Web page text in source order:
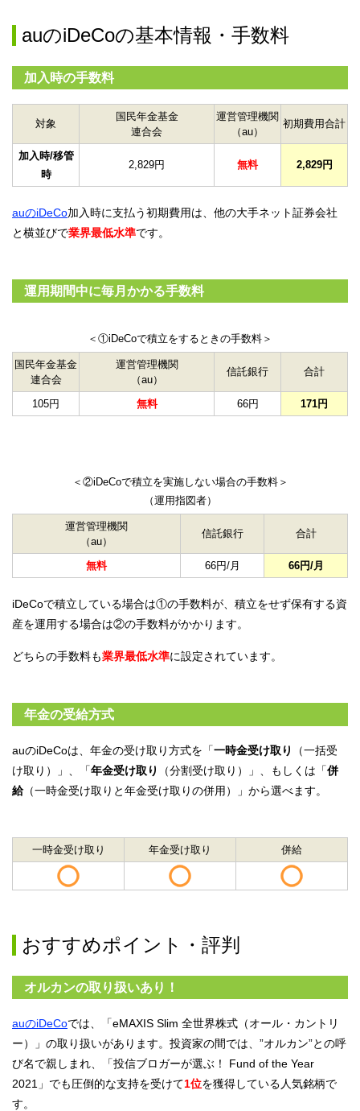
auのiDeCoの基本情報・手数料
加入時の手数料
対象
国民年金基金
連合会
運営管理機関
（au）
初期費用合計
加入時/移管
時
2,829円 無料 2,829円
auのiDeCo加入時に支払う初期費用は、他の大手ネット証券会社
と横並びで業界最低水準です。
運用期間中に毎月かかる手数料
＜①iDeCoで積立をするときの手数料＞
国民年金基金
連合会
運営管理機関
（au）
信託銀行 合計
105円 無料 66円 171円
＜②iDeCoで積立を実施しない場合の手数料＞
（運用指図者）
運営管理機関
（au）
信託銀行 合計
無料 66円/月 66円/月
iDeCoで積立している場合は①の手数料が、積立をせず保有する資
産を運用する場合は②の手数料がかかります。
どちらの手数料も業界最低水準に設定されています。
年金の受給方式
auのiDeCoは、年金の受け取り方式を「一時金受け取り
（一括受
け取り）」、「年金受け取り （分割受け取り）」、もしくは「併
給（一時金受け取りと年金受け取りの併用）」から選べます。
一時金受け取り 年金受け取り 併給
おすすめポイント・評判
オルカンの取り扱いあり！
auのiDeCoでは、「eMAXIS Slim 全世界株式（オール・カントリ
ー）」の取り扱いがあります。投資家の間では、”オルカン”との呼
び名で親しまれ、「投信ブロガーが選ぶ！ Fund of the Year
2021」でも圧倒的な支持を受けて1位を獲得している人気銘柄で
す。